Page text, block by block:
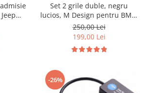
Set 2 grile duble, negru
lucios, M Design pentru BMW
E81 E87 Facelift
250,00 Lei
199,00 Lei
-26%